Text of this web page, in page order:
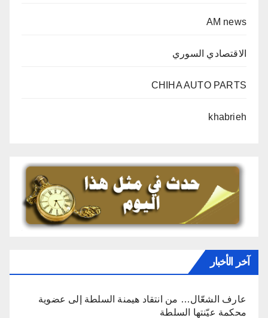
AM news
الاقتصادي السوري
CHIHA AUTO PARTS
khabrieh
آخر الأخبار
عارف الشعّال… من انتقاد هيمنة السلطة إلى عضوية
محكمة عيّنتها السلطة